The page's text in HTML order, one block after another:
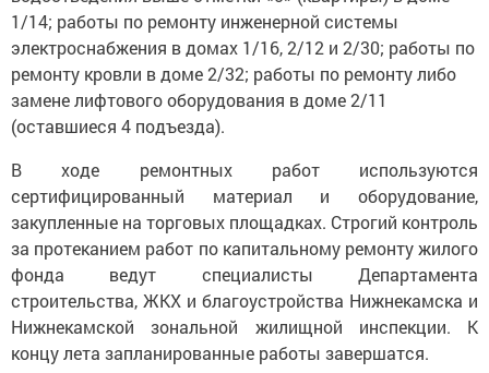
1/14; работы по ремонту инженерной системы
электроснабжения в домах 1/16, 2/12 и 2/30; работы по
ремонту кровли в доме 2/32; работы по ремонту либо
замене лифтового оборудования в доме 2/11
(оставшиеся 4 подъезда).
В ходе ремонтных работ используются
сертифицированный материал и оборудование,
закупленные на торговых площадках. Строгий контроль
за протеканием работ по капитальному ремонту жилого
фонда ведут специалисты Департамента
строительства, ЖКХ и благоустройства Нижнекамска и
Нижнекамской зональной жилищной инспекции. К
концу лета запланированные работы завершатся.